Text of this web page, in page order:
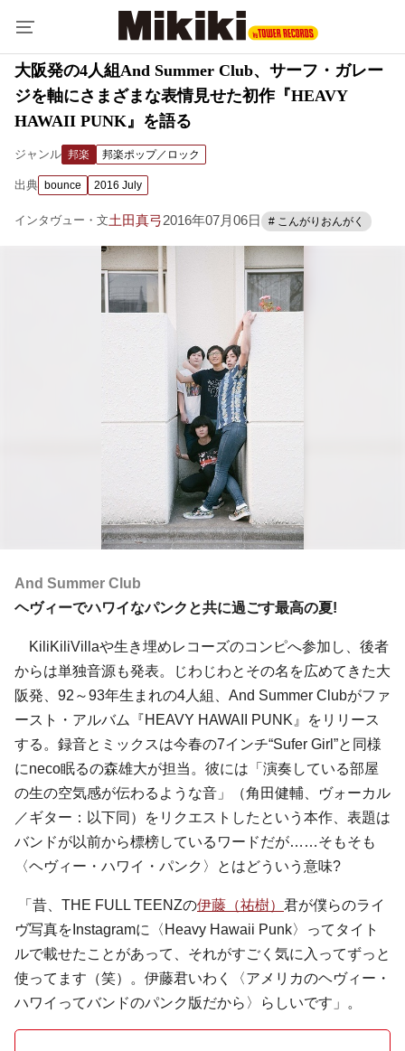
大阪発の4人組And Summer Club、サーフ・ガレー
ジを軸にさまざまな表情見せた初作『HEAVY
HAWAII PUNK』を語る
ジャンル 邦楽 邦楽ポップ／ロック
出典 bounce 2016 July
インタヴュー・文土田真弓2016年07月06日 # こんがりおんがく
And Summer Club
ヘヴィーでハワイなパンクと共に過ごす最高の夏!
KiliKiliVillaや生き埋めレコーズのコンピへ参加し、後者
からは単独音源も発表。じわじわとその名を広めてきた大
阪発、92～93年生まれの4人組、 And Summer Clubがファ
ースト・アルバム『HEAVY HAWAII PUNK』をリリース
する。録音とミックスは今春の7インチ“Sufer Girl”と同様
にneco眠るの森雄大が担当。彼には「演奏している部屋
の生の空気感が伝わるような音」（角田健輔 、ヴォーカル
／ギター：以下同）をリクエストしたという本作、表題は
バンドが以前から標榜しているワードだが……そもそも
〈ヘヴィー・ハワイ・パンク〉とはどういう意味?
「昔、 THE FULL TEENZの伊藤（祐樹） 君が僕らのライ
ヴ写真をInstagramに〈Heavy Hawaii Punk〉ってタイト
ルで載せたことがあって、それがすごく気に入ってずっと
使ってます（笑）。伊藤君いわく〈アメリカのヘヴィー・
ハワイ ってバンドのパンク版だから〉らしいです」。